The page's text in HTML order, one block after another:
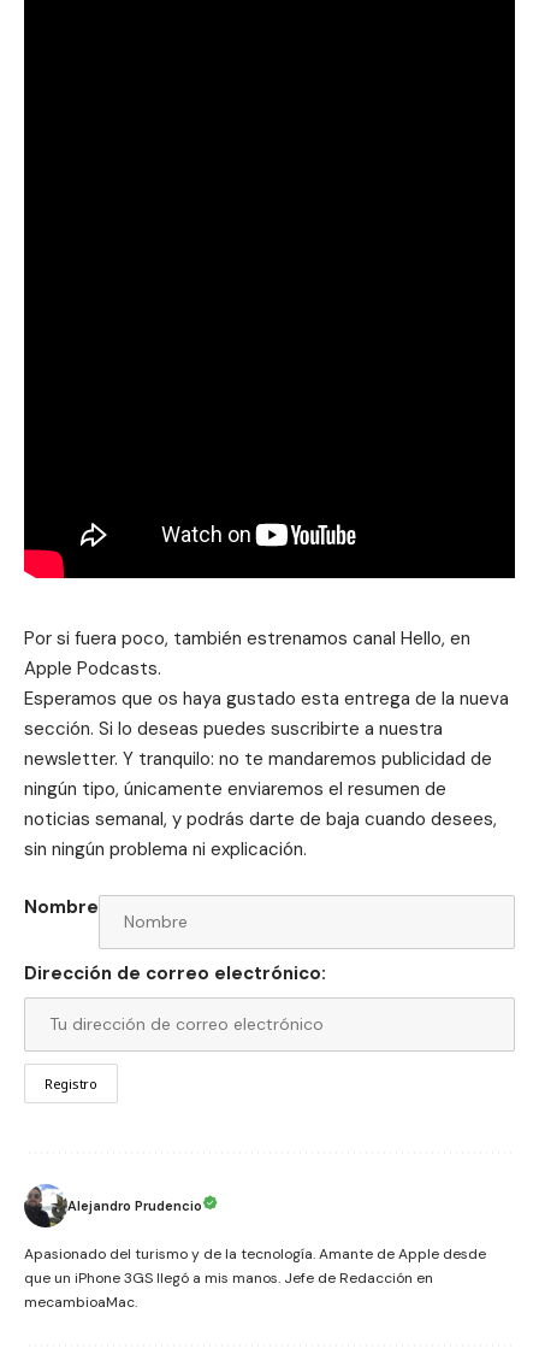
Por si fuera poco, también estrenamos canal Hello, en
Apple Podcasts.
Esperamos que os haya gustado esta entrega de la nueva
sección. Si lo deseas puedes suscribirte a nuestra
newsletter. Y tranquilo: no te mandaremos publicidad de
ningún tipo, únicamente enviaremos el resumen de
noticias semanal, y podrás darte de baja cuando desees,
sin ningún problema ni explicación.
Nombre
Dirección de correo electrónico:
Alejandro Prudencio
Apasionado del turismo y de la tecnología. Amante de Apple desde
que un iPhone 3GS llegó a mis manos. Jefe de Redacción en
mecambioaMac.